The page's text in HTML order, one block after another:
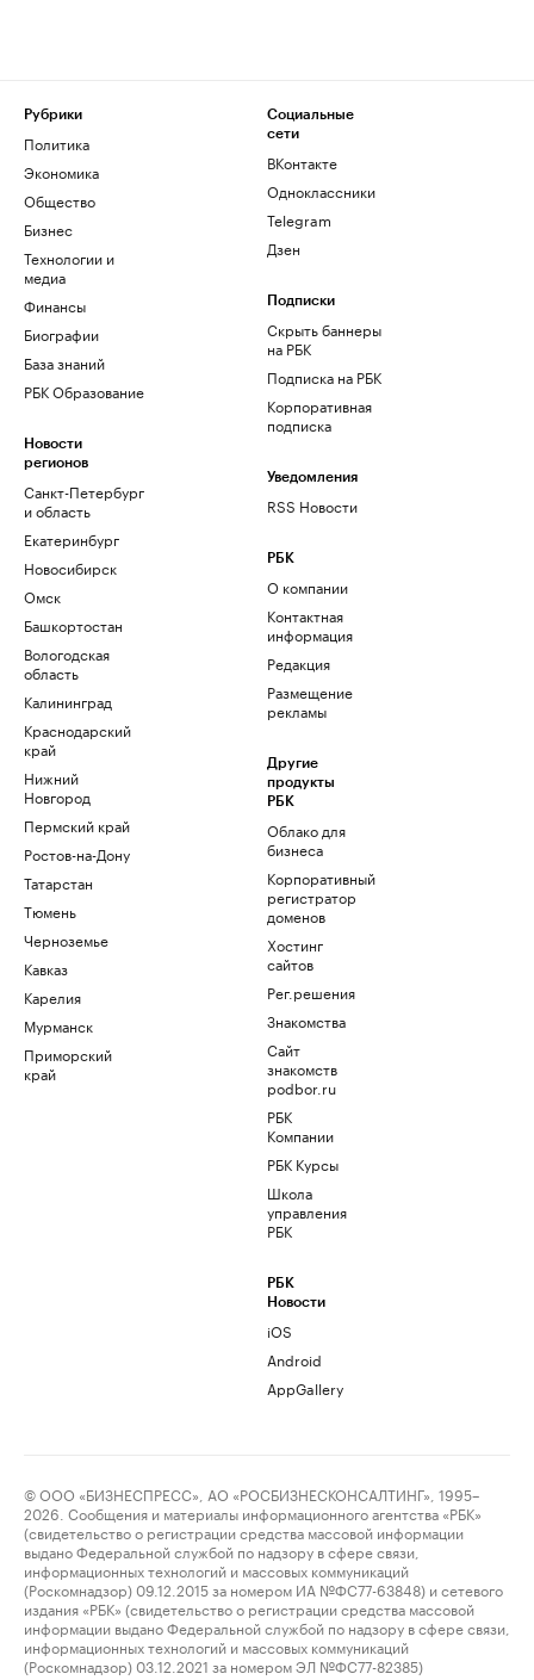
Рубрики
Политика
Экономика
Общество
Бизнес
Технологии и
медиа
Финансы
Биографии
База знаний
РБК Образование
Новости
регионов
Санкт-Петербург
и область
Екатеринбург
Новосибирск
Омск
Башкортостан
Вологодская
область
Калининград
Краснодарский
край
Нижний
Новгород
Пермский край
Ростов-на-Дону
Татарстан
Тюмень
Черноземье
Кавказ
Карелия
Мурманск
Приморский
край
Социальные
сети
ВКонтакте
Одноклассники
Telegram
Дзен
Подписки
Скрыть баннеры
на РБК
Подписка на РБК
Корпоративная
подписка
Уведомления
RSS Новости
РБК
О компании
Контактная
информация
Редакция
Размещение
рекламы
Другие
продукты
РБК
Облако для
бизнеса
Корпоративный
регистратор
доменов
Хостинг
сайтов
Рег.решения
Знакомства
Сайт
знакомств
podbor.ru
РБК
Компании
РБК Курсы
Школа
управления
РБК
РБК
Новости
iOS
Android
AppGallery
© ООО «БИЗНЕСПРЕСС», АО «РОСБИЗНЕСКОНСАЛТИНГ», 1995–
2026. Сообщения и материалы информационного агентства «РБК»
(свидетельство о регистрации средства массовой информации
выдано Федеральной службой по надзору в сфере связи,
информационных технологий и массовых коммуникаций
(Роскомнадзор) 09.12.2015 за номером ИА №ФС77-63848) и сетевого
издания «РБК» (свидетельство о регистрации средства массовой
информации выдано Федеральной службой по надзору в сфере связи,
информационных технологий и массовых коммуникаций
(Роскомнадзор) 03.12.2021 за номером ЭЛ №ФС77-82385)